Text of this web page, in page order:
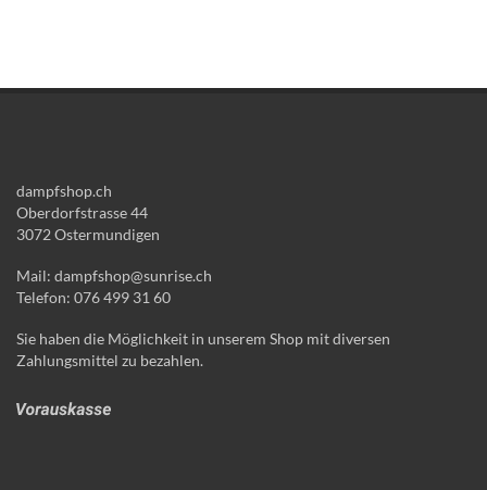
dampfshop.ch
Oberdorfstrasse 44
3072 Ostermundigen
Mail: dampfshop@sunrise.ch
Telefon: 076 499 31 60
Sie haben die Möglichkeit in unserem Shop mit diversen
Zahlungsmittel zu bezahlen.